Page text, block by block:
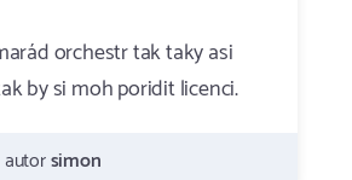
orchestr tak taky asi
by si moh poridit licenci.
autorsimon